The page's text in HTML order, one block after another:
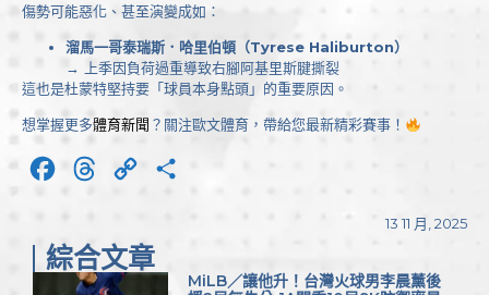
傷勢可能惡化、甚至演變成如：
溜馬一哥泰瑞斯．哈里伯頓（Tyrese Haliburton）
→ 上季因負荷過重導致右腳阿基里斯腱撕裂
這也是杜蒙特堅持要「球員本身點頭」的重要原因。
想掌握更多體育新聞 ？關注歐文體育，帶給您最新精彩賽事！
FacebookThreads
Copy
13 11 月, 2025
綜合文章
MiLB／讓他升！台灣火球男李晨薰後